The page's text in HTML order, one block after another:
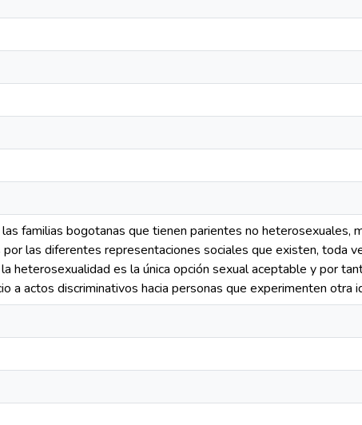
familias bogotanas que tienen parientes no heterosexuales,
las diferentes representaciones sociales que existen, toda
heterosexualidad es la única opción sexual aceptable y por
a actos discriminativos hacia personas que experimenten otra